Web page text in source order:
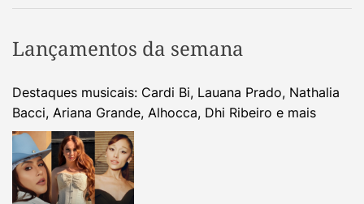
Lançamentos da semana
Destaques musicais: Cardi Bi, Lauana Prado, Nathalia
Bacci, Ariana Grande, Alhocca, Dhi Ribeiro e mais